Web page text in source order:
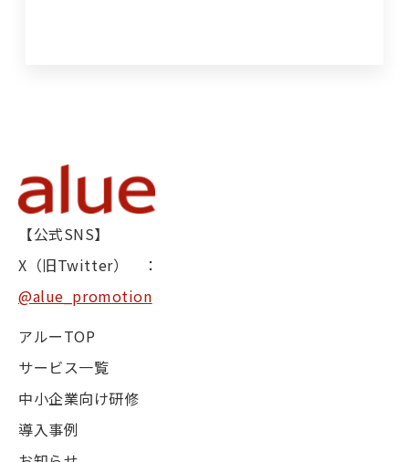
【公式SNS】
X（旧Twitter） ：
@alue_promotion
アルーTOP
サービス一覧
中小企業向け研修
導入事例